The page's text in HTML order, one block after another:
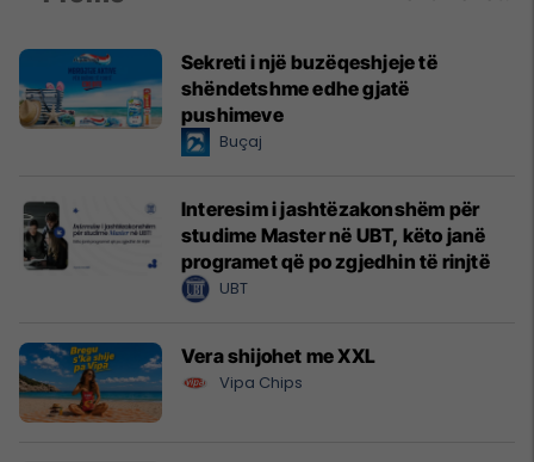
Sekreti i një buzëqeshjeje të
shëndetshme edhe gjatë
pushimeve
Buçaj
Interesim i jashtëzakonshëm për
studime Master në UBT, këto janë
programet që po zgjedhin të rinjtë
UBT
Vera shijohet me XXL
Vipa Chips